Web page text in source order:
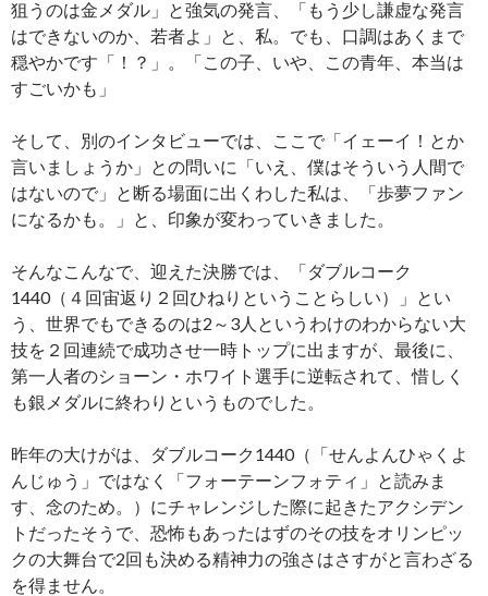
狙うのは金メダル」と強気の発言、「もう少し謙虚な発言
はできないのか、若者よ」と、私。でも、口調はあくまで
穏やかです「！？」。「この子、いや、この青年、本当は
すごいかも」
そして、別のインタビューでは、ここで「イェーイ！とか
言いましょうか」との問いに「いえ、僕はそういう人間で
はないので」と断る場面に出くわした私は、「歩夢ファン
になるかも。」と、印象が変わっていきました。
そんなこんなで、迎えた決勝では、「ダブルコーク
1440（４回宙返り２回ひねりということらしい）」とい
う、世界でもできるのは2～3人というわけのわからない大
技を２回連続で成功させ一時トップに出ますが、最後に、
第一人者のショーン・ホワイト選手に逆転されて、惜しく
も銀メダルに終わりというものでした。
昨年の大けがは、ダブルコーク1440（「せんよんひゃくよ
んじゅう」ではなく「フォーテーンフォティ」と読みま
す、念のため。）にチャレンジした際に起きたアクシデン
トだったそうで、恐怖もあったはずのその技をオリンピッ
クの大舞台で2回も決める精神力の強さはさすがと言わざる
を得ません。